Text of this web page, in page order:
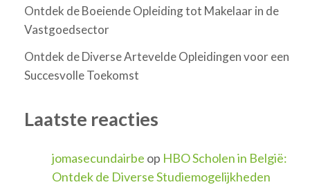
Ontdek de Boeiende Opleiding tot Makelaar in de
Vastgoedsector
Ontdek de Diverse Artevelde Opleidingen voor een
Succesvolle Toekomst
Laatste reacties
jomasecundairbe op HBO Scholen in België:
Ontdek de Diverse Studiemogelijkheden